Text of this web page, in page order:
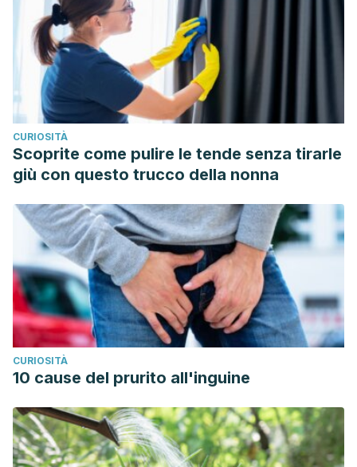
CURIOSITÀ
Scoprite come pulire le tende senza tirarle
giù con questo trucco della nonna
CURIOSITÀ
10 cause del prurito all'inguine